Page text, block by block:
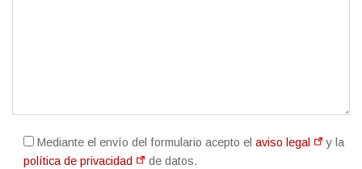
Mediante el envío del formulario acepto elaviso legal
y la
política de privacidad
de datos.